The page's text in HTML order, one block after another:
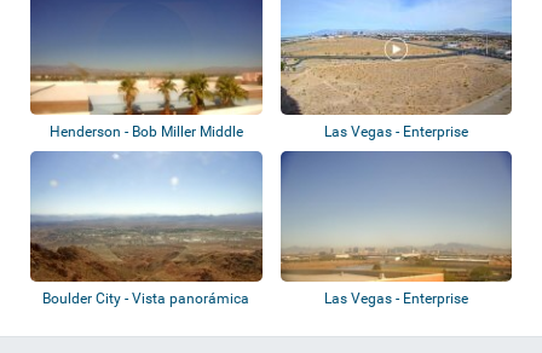
Henderson - Bob Miller Middle
School
Las Vegas - Enterprise
Boulder City - Vista panorámica Las Vegas - Enterprise